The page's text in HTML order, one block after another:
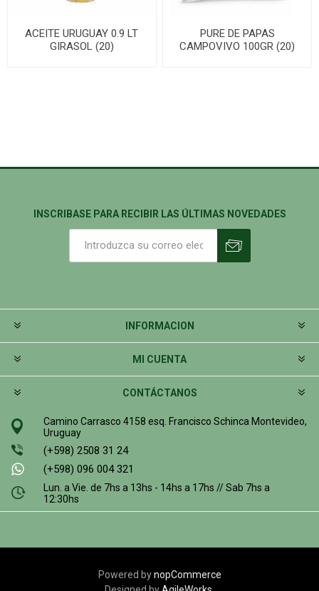
ACEITE URUGUAY 0.9 LT
GIRASOL (20)
PURE DE PAPAS
CAMPOVIVO 100GR (20)
INSCRIBASE PARA RECIBIR LAS ÚLTIMAS NOVEDADES
INFORMACION
MI CUENTA
CONTÁCTANOS
Camino Carrasco 4158 esq. Francisco Schinca Montevideo,
Uruguay
(+598) 2508 31 24
(+598) 096 004 321
Lun. a Vie. de 7hs a 13hs - 14hs a 17hs // Sab 7hs a
12:30hs
Powered bynopCommerce